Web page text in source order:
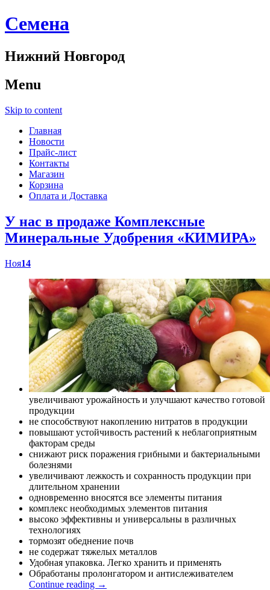
Cемена
Нижний Новгород
Menu
Skip to content
Главная
Новости
Прайс-лист
Контакты
Магазин
Корзина
Оплата и Доставка
У нас в продаже Комплексные
Минеральные Удобрения «КИМИРА»
Ноя14
увеличивают урожайность и улучшают качество готовой
продукции
не способствуют накоплению нитратов в продукции
повышают устойчивость растений к неблагоприятным
факторам среды
снижают риск поражения грибными и бактериальными
болезнями
увеличивают лежкость и сохранность продукции при
длительном хранении
одновременно вносятся все элементы питания
комплекс необходимых элементов питания
высоко эффективны и универсальны в различных
технологиях
тормозят обеднение почв
не содержат тяжелых металлов
Удобная упаковка. Легко хранить и применять
Обработаны пролонгатором и антислеживателем
Continue reading →